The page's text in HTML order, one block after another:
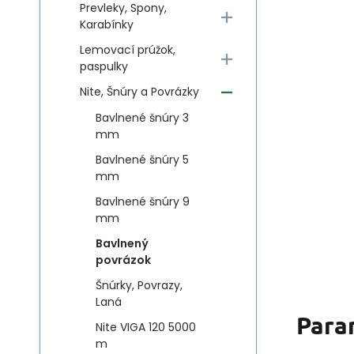
Prevleky, Spony,
Karabínky
Lemovací prúžok,
paspulky
Nite, Šnúry a Povrázky
Bavlnené šnúry 3
mm
Bavlnené šnúry 5
mm
Bavlnené šnúry 9
mm
Bavlnený
povrázok
Šnúrky, Povrazy,
Laná
Nite VIGA 120 5000
m